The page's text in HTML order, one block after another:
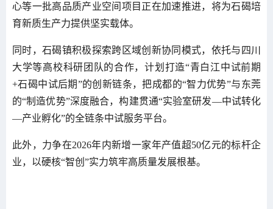
心等一批高品质产业空间项目正在加速推进，将为石碣培
育新质生产力提供坚实载体。
同时，石碣镇积极探索跨区域创新协同模式，依托与四川
大学等高校科研团队的合作，计划打造“青白江中试前期
+石碣中试后期”的创新链条，把成都的“智力优势”与东莞
的“制造优势”深度融合，构建贯通“实验室研发—中试转化
—产业孵化”的全链条中试服务平台。
此外，力争在2026年内新增一家年产值超50亿元的标杆企
业，以硬核“智创”实力筑牢高质量发展根基。